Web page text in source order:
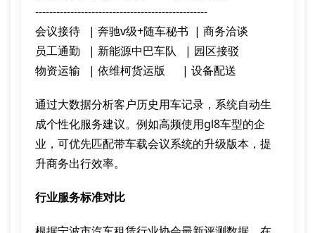
-------------------------------------------------
会议接待   | 奔驰v级+随车秘书  | 商务洽谈
员工通勤   | 新能源中巴车队   | 园区接驳
通过大数据分析客户历史用车记录，系统自动生
成个性化服务建议。例如高频使用gl8车型的企
业，可优先匹配带车载会议系统的升级版本，提
升商务出行效率。
行业服务标准对比